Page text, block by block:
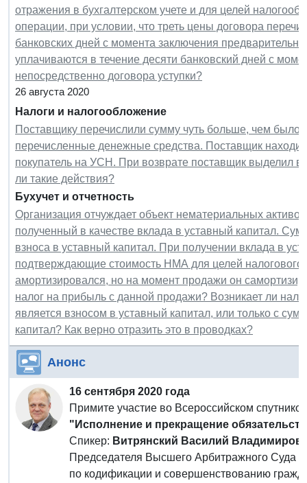
отражения в бухгалтерском учете и для целей
операции, при условии, что треть цены договора
банковских дней с момента заключения
уплачиваются в течение десяти банковский дней с
непосредственно договора уступки?
26 августа 2020
Налоги и налогообложение
Поставщику перечислили сумму чуть больше, чем
перечисленные денежные средства. Поставщик
покупатель на УСН. При возврате поставщик
ли такие действия?
Бухучет и отчетность
Организация отчуждает объект нематериальных
полученный в качестве вклада в уставный капитал.
взноса в уставный капитал. При получении вклада в
подтверждающие стоимость НМА для целей налогового
амортизировался, но на момент продажи он
налог на прибыль с данной продажи? Возникает ли
является взносом в уставный капитал, или только с
капитал? Как верно отразить это в проводках?
Анонс
16 сентября 2020 года
Примите участие во Всероссийском
"Исполнение и прекращение
Спикер: Витрянский Василий
Председателя Высшего Арбитражного Суда
по кодификации и совершенствованию